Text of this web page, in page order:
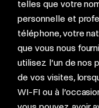
telles que votre
personnelle et
téléphone, votre
que vous nous
utilisez l’un de nos
de vos visites,
WI-FI ou à